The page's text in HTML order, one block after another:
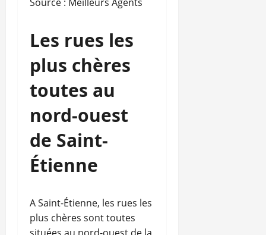
Les rues les
plus chères
toutes au
nord-ouest
de Saint-
Étienne
A Saint-Étienne, les rues les
plus chères sont toutes